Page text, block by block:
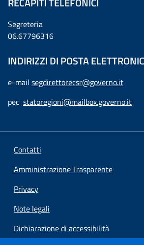
Segreteria
06.67796316
INDIRIZZI DI POSTA
e-mail segdirettorecsr@governo.it
pec statoregioni@mailbox.governo.it
Contatti
Amministrazione Trasparente
Privacy
Note legali
Dichiarazione di accessibilità